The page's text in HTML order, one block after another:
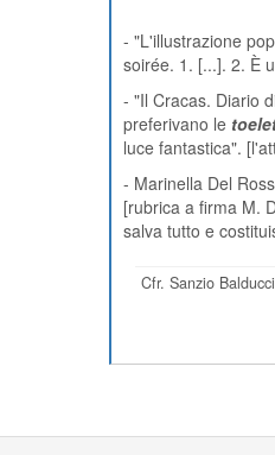
- "L'illustrazione
soirée. 1. [...]. 2. È
- "Il Cracas. Diario
preferivano le
luce fantastica".
- Marinella Del
[rubrica a firma M.
salva tutto e
Cfr. Sanzio